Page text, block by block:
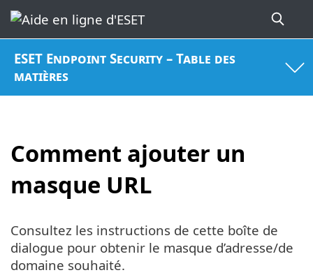
ESET Endpoint Security – Table des
matières
Comment ajouter un
masque URL
Consultez les instructions de cette boîte de
dialogue pour obtenir le masque d’adresse/de
domaine souhaité.